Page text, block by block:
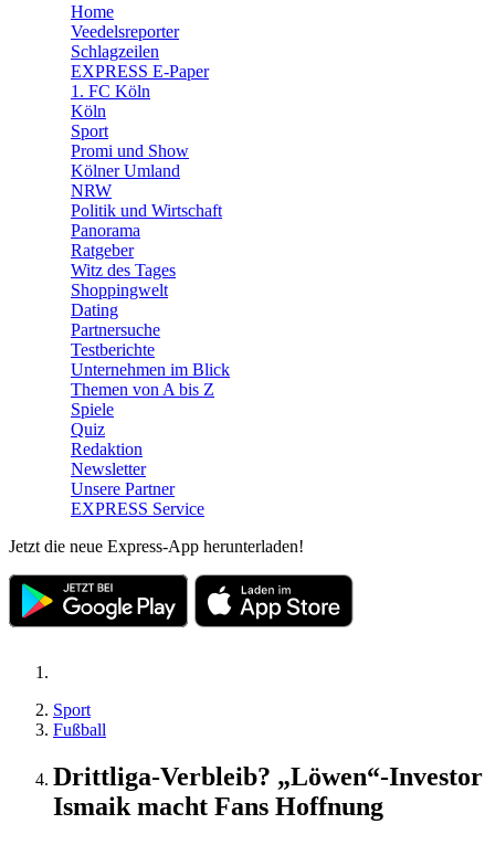
🛒 Shoppingwelt
Home
Veedelsreporter
Schlagzeilen
EXPRESS E-Paper
1. FC Köln
Köln
Sport
Promi und Show
Kölner Umland
NRW
Politik und Wirtschaft
Panorama
Ratgeber
Witz des Tages
Shoppingwelt
Dating
Partnersuche
Testberichte
Unternehmen im Blick
Themen von A bis Z
Spiele
Quiz
Redaktion
Newsletter
Unsere Partner
EXPRESS Service
Jetzt die neue Express-App herunterladen!
Sport
Fußball
Drittliga-Verbleib? „Löwen“-Investor
Ismaik macht Fans Hoffnung